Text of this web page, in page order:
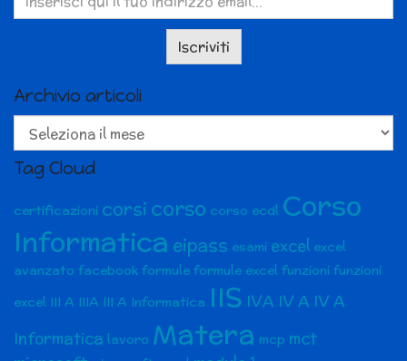
Archivio articoli
Archivio
articoli
Tag Cloud
certificazioni corsi corso corso ecdl Corso
Informatica eipass esami excel excel
avanzato facebook formule formule excel funzioni funzioni
excel III A IIIA III A Informatica IIS IVA IV A IV A
Informatica lavoro Matera mcp mct